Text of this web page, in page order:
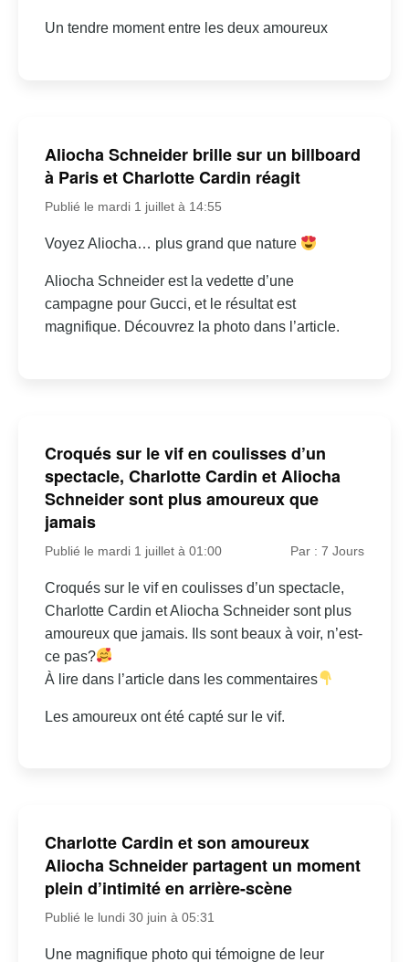
Un tendre moment entre les deux amoureux
Aliocha Schneider brille sur un billboard
à Paris et Charlotte Cardin réagit
Publié le mardi 1 juillet à 14:55
Voyez Aliocha… plus grand que nature
Aliocha Schneider est la vedette d’une
campagne pour Gucci, et le résultat est
magnifique. Découvrez la photo dans l’article.
Croqués sur le vif en coulisses d’un
spectacle, Charlotte Cardin et Aliocha
Schneider sont plus amoureux que
jamais
Publié le mardi 1 juillet à 01:00 Par : 7 Jours
Croqués sur le vif en coulisses d’un spectacle,
Charlotte Cardin et Aliocha Schneider sont plus
amoureux que jamais. Ils sont beaux à voir, n’est-
ce pas?
À lire dans l’article dans les commentaires
Les amoureux ont été capté sur le vif.
Charlotte Cardin et son amoureux
Aliocha Schneider partagent un moment
plein d’intimité en arrière-scène
Publié le lundi 30 juin à 05:31
Une magnifique photo qui témoigne de leur